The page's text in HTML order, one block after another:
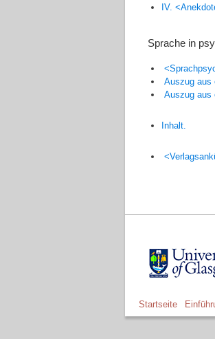
IV.
Sprache in
Auszug aus
Auszug aus
Inhalt.
Startseite